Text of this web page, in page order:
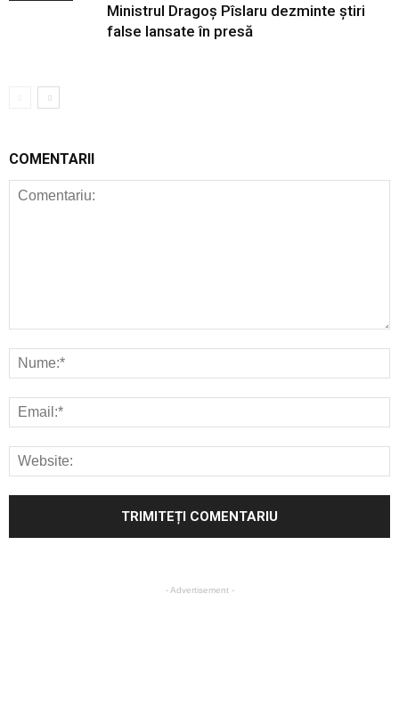
Ministrul Dragoș Pîslaru dezminte știri
false lansate în presă
COMENTARII
- Advertisement -